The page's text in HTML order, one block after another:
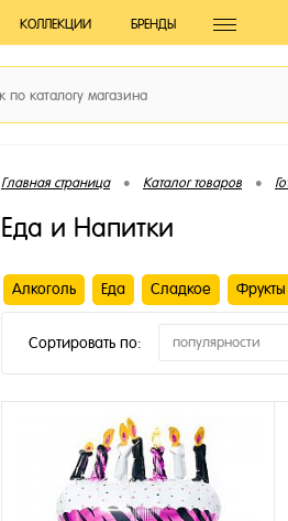
КОЛЛЕКЦИИ БРЕНДЫ
Главная страница • Каталог товаров •
Еда и Напитки
Алкоголь Еда Сладкое
Сортировать по: популярности